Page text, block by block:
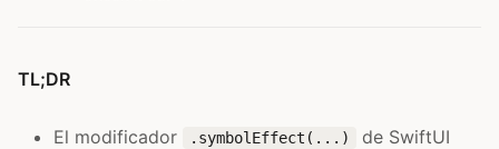
TL;DR
El modificador .symbolEffect(...)
de SwiftUI